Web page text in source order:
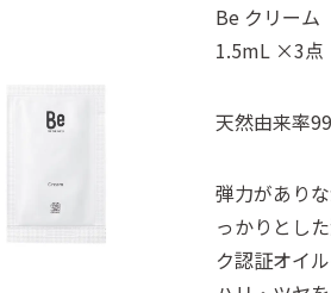
Be クリーム
1.5mL ×3点
天然由来率
弾力があり
っかりとし
ク認証オイ